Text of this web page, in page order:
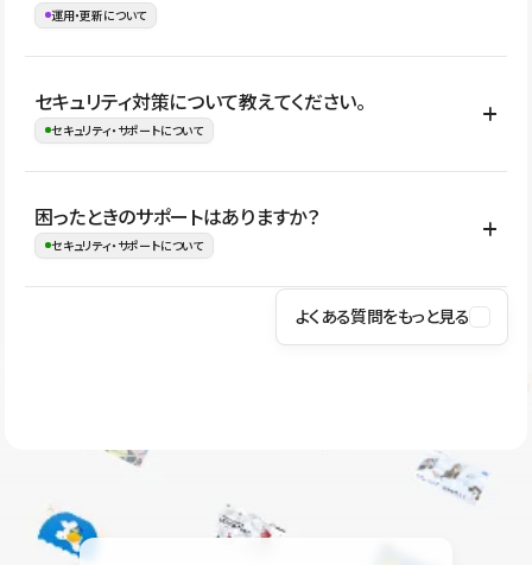
ージをご覧ください。
運用・更新について
はい。CMSやコンポーネントを活用して更新範囲を設計しておく
ことで、デザインを崩しにくい状態で運用できます。 さらにコン
ながらレイアウトに影響を与えずに更新作業を進めやすくなりま
す。
セキュリティ対策について教えてください。
セキュリティ・サポートについて
Studioでは、公開サイトやサービスを安全に利用できるよう、通信
の暗号化、データ保護、アクセス管理、脆弱性対策など、複数の観
はSSL/TLSによる通信暗号化に対応しており、悪質なスクリプトの
困ったときのサポートはありますか？
セキュリティ・サポートについて
操作方法や機能については、ヘルプセンターでご確認いただけま
ユーザー同士で質問・相談できるコミュニティもご利用ください。
よくある質問をもっと見る